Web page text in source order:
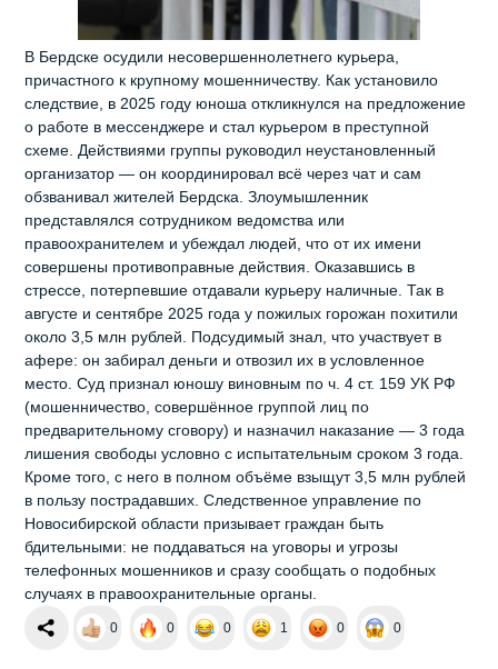
В Бердске осудили несовершеннолетнего курьера,
причастного к крупному мошенничеству. Как установило
следствие, в 2025 году юноша откликнулся на предложение
о работе в мессенджере и стал курьером в преступной
схеме. Действиями группы руководил неустановленный
организатор — он координировал всё через чат и сам
обзванивал жителей Бердска. Злоумышленник
представлялся сотрудником ведомства или
правоохранителем и убеждал людей, что от их имени
совершены противоправные действия. Оказавшись в
стрессе, потерпевшие отдавали курьеру наличные. Так в
августе и сентябре 2025 года у пожилых горожан похитили
около 3,5 млн рублей. Подсудимый знал, что участвует в
афере: он забирал деньги и отвозил их в условленное
место. Суд признал юношу виновным по ч. 4 ст. 159 УК РФ
(мошенничество, совершённое группой лиц по
предварительному сговору) и назначил наказание — 3 года
лишения свободы условно с испытательным сроком 3 года.
Кроме того, с него в полном объёме взыщут 3,5 млн рублей
в пользу пострадавших. Следственное управление по
Новосибирской области призывает граждан быть
бдительными: не поддаваться на уговоры и угрозы
телефонных мошенников и сразу сообщать о подобных
случаях в правоохранительные органы.
0 0 0 1 0 0